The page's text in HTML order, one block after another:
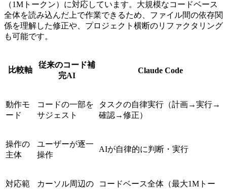
（1Mトークン）に対応しています。大規模なコードベース
全体を読み込んだ上で作業できるため、ファイル間の依存関
係を理解した修正や、プロジェクト横断のリファクタリング
も可能です。
比較軸
従来のコード補
完AI
Claude Code
動作モ
ード
コードの一部を
サジェスト
タスクの自律実行（計画→実行→
確認→修正）
操作の
主体
ユーザーが逐一
操作
AIが自律的に判断・実行
対応範
カーソル周辺の
コードベース全体（最大1Mトー